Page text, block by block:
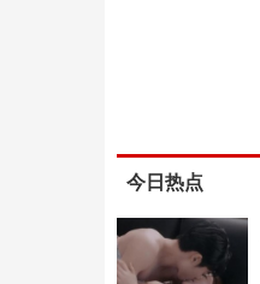
今日热点